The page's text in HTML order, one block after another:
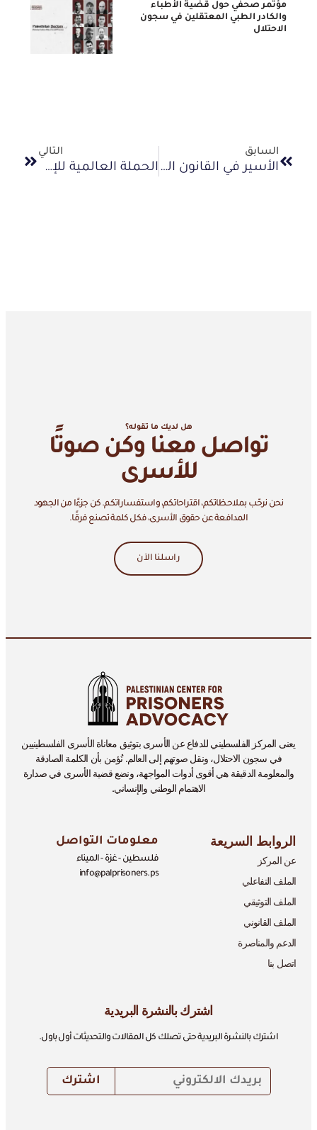
مؤتمر صحفي حول قضية الأطباء
والكادر الطبي المعتقلين في سجون
الاحتلال
السابق
الأسير في القانون الدولي.. الحقوق والضمانات وفق اتفاقيات جنيف والقانون الدولي الإنساني
التالي
الحملة العالمية للإضراب عن الطعام تضامناً مع الأسرى (يناير 2013)
هل لديك ما تقوله؟
تواصل معنا وكن صوتًا
للأسرى
نحن نرحّب بملاحظاتكم، اقتراحاتكم، واستفساراتكم. كن جزءًا من الجهود
المدافعة عن حقوق الأسرى، فكل كلمة تصنع فرقًا.
راسلنا الآن
يعنى المركز الفلسطيني للدفاع عن الأسرى بتوثيق معاناة الأسرى الفلسطينيين
في سجون الاحتلال، ونقل صوتهم إلى العالم. نُؤمن بأن الكلمة الصادقة
والمعلومة الدقيقة هي أقوى أدوات المواجهة، ونضع قضية الأسرى في صدارة
الاهتمام الوطني والإنساني.
الروابط السريعة
عن المركز
الملف التفاعلي
الملف التوثيقي
الملف القانوني
الدعم والمناصرة
اتصل بنا
معلومات التواصل
فلسطين - غزة - الميناء
info@palprisoners.ps
اشترك بالنشرة البريدية
اشترك بالنشرة البريدية حتى تصلك كل المقالات والتحديثات أول باول.